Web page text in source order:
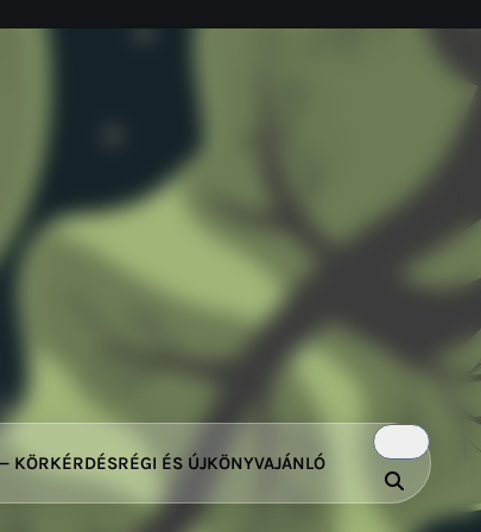
KÖRKÉRDÉSRÉGI ÉS ÚJKÖNYVAJÁNLÓ